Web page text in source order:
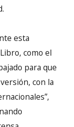
esta
como el
para que
con la